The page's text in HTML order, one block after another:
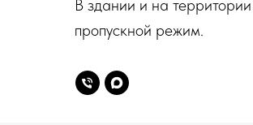
В здании и на территории
пропускной режим.